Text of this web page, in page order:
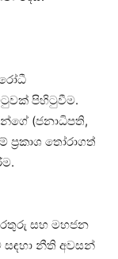
පිහිටුවීම.
(ජනාධිපති,
තෝරාගත්
සහ මහජන
සඳහා නීති අවසන්